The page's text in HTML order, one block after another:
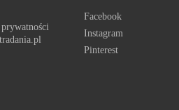
Facebook
Instagram
Pinterest